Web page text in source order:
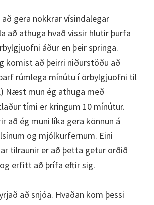
gera nokkrar vísindalegar
að athuga hvað vissir hlutir þurfa
áður en þeir springa.
komist að þeirri niðurstöðu að
rúmlega mínútu í örbylgjuofni til
Næst mun ég athuga með
tími er kringum 10 mínútur.
að ég muni líka gera könnun á
og mjólkurfernum. Eini
tilraunir er að þetta getur orðið
erfitt að þrífa eftir sig.
að snjóa. Hvaðan kom þessi